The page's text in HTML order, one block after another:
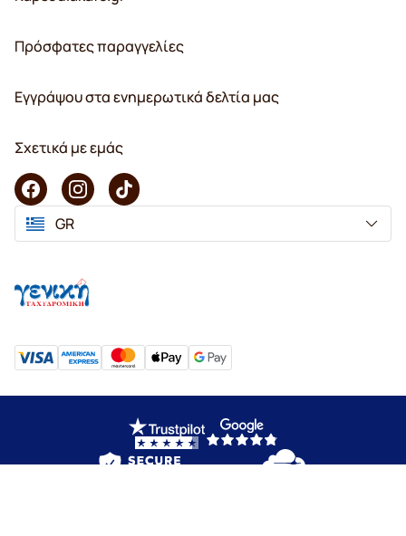
Πρόσφατες παραγγελίες
Εγγράψου στα ενημερωτικά δελτία μας
Σχετικά με εμάς
GR